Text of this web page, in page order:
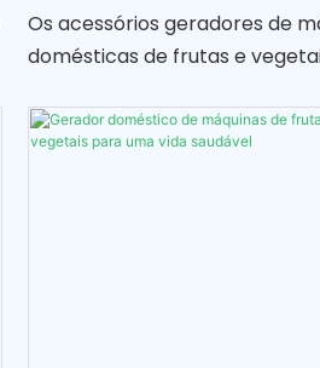
verdes/brancos
Os acessórios geradores de
domésticas de frutas e
essenciais para manter e
desempenho de sua máquina